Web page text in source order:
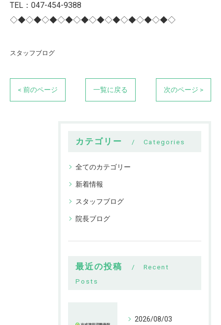
TEL：047-454-9388
◇◆◇◆◇◆◇◆◇◆◇◆◇◆◇◆◇◆◇◆◇
スタッフブログ
< 前のページ 一覧に戻る 次のページ >
カテゴリー Categories
全てのカテゴリー
新着情報
スタッフブログ
院長ブログ
最近の投稿
Recent
Posts
2026/08/03